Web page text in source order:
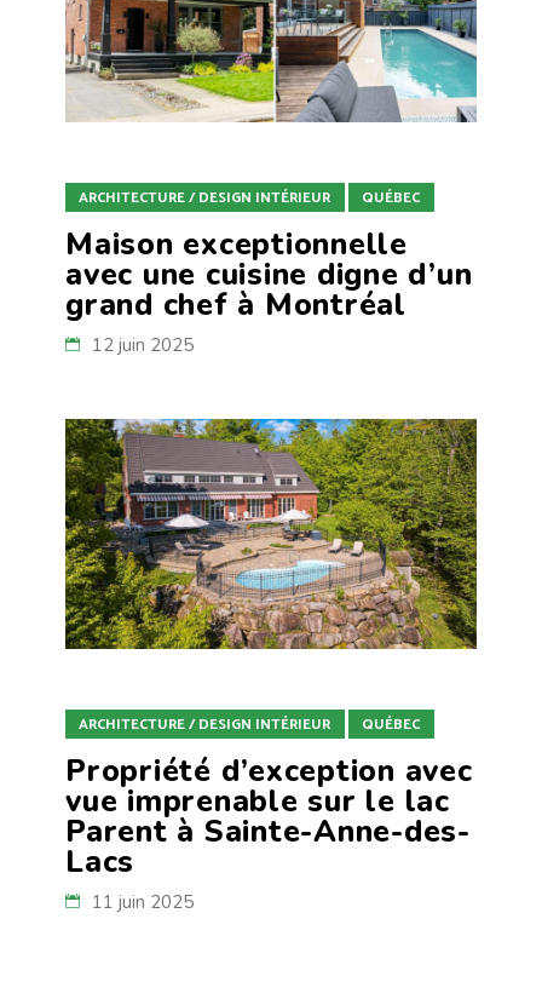
ARCHITECTURE / DESIGN INTÉRIEUR QUÉBEC
Maison exceptionnelle
avec une cuisine digne d’un
grand chef à Montréal
12 juin 2025
ARCHITECTURE / DESIGN INTÉRIEUR QUÉBEC
Propriété d’exception avec
vue imprenable sur le lac
Parent à Sainte-Anne-des-
Lacs
11 juin 2025